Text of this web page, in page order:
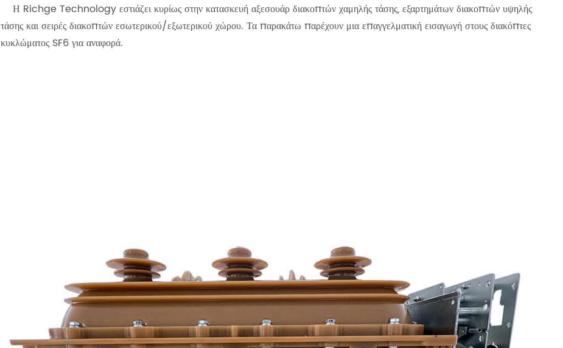
Η Richge Technology εστιάζει κυρίως στην κατασκευή αξεσουάρ διακοπτών χαμηλής τάσης, εξαρτημάτων διακοπτών υψηλής
τάσης και σειρές διακοπτών εσωτερικού/εξωτερικού χώρου. Τα παρακάτω παρέχουν μια επαγγελματική εισαγωγή στους διακόπτες
κυκλώματος SF6 για αναφορά.